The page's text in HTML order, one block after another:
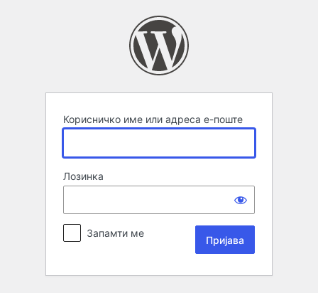
Корисничко име или адреса е-поште
Лозинка
Запамти ме